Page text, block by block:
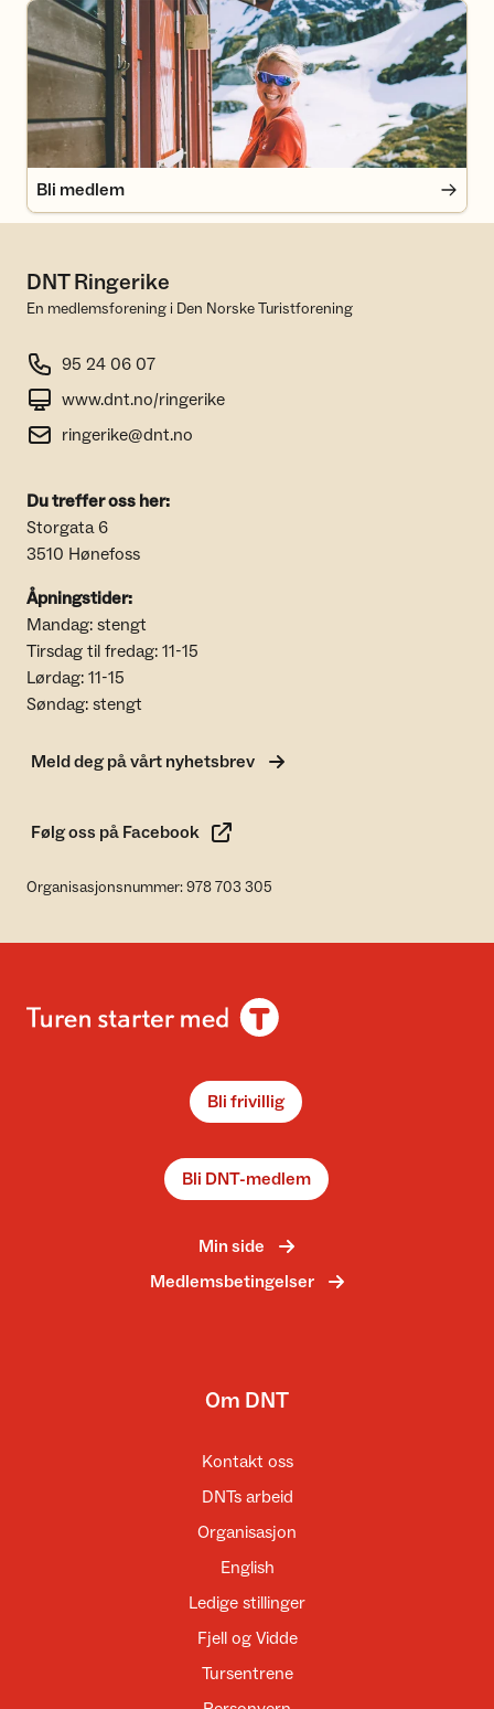
Bli medlem
Bli medlem
DNT Ringerike
En medlemsforening i Den Norske Turistforening
95 24 06 07
www.dnt.no/ringerike
ringerike@dnt.no
Du treffer oss her:
Storgata 6
3510 Hønefoss
Åpningstider:
Mandag: stengt
Tirsdag til fredag: 11-15
Lørdag: 11-15
Søndag: stengt
Meld deg på vårt nyhetsbrev
Følg oss på Facebook
Organisasjonsnummer: 978 703 305
Bli frivillig
Bli DNT-medlem
Min side
Medlemsbetingelser
Om DNT
Kontakt oss
DNTs arbeid
Organisasjon
English
Ledige stillinger
Fjell og Vidde
Tursentrene